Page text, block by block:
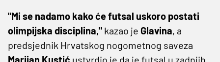
"Mi se nadamo kako će futsal uskoro postati
olimpijska disciplina," kazao je Glavina, a
predsjednik Hrvatskog nogometnog saveza
Marijan Kustić ustvrdio je da je futsal u zadnjih